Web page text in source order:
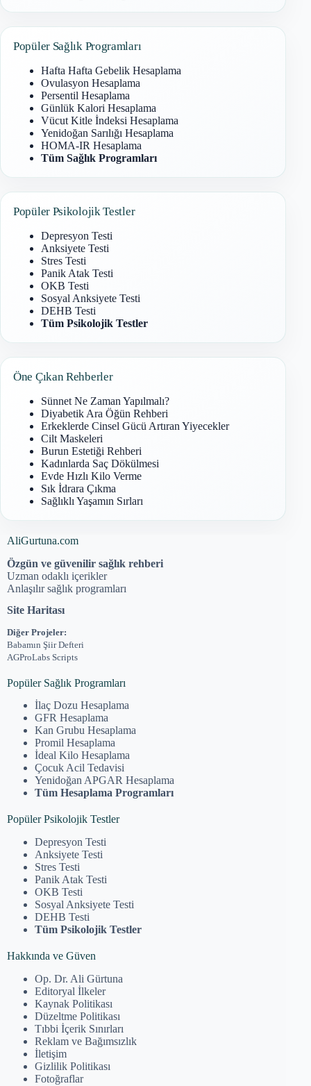
Popüler Sağlık Programları
Hafta Hafta Gebelik Hesaplama
Ovulasyon Hesaplama
Persentil Hesaplama
Günlük Kalori Hesaplama
Vücut Kitle İndeksi Hesaplama
Yenidoğan Sarılığı Hesaplama
HOMA-IR Hesaplama
Tüm Sağlık Programları
Popüler Psikolojik Testler
Depresyon Testi
Anksiyete Testi
Stres Testi
Panik Atak Testi
OKB Testi
Sosyal Anksiyete Testi
DEHB Testi
Tüm Psikolojik Testler
Öne Çıkan Rehberler
Sünnet Ne Zaman Yapılmalı?
Diyabetik Ara Öğün Rehberi
Erkeklerde Cinsel Gücü Artıran Yiyecekler
Cilt Maskeleri
Burun Estetiği Rehberi
Kadınlarda Saç Dökülmesi
Evde Hızlı Kilo Verme
Sık İdrara Çıkma
Sağlıklı Yaşamın Sırları
AliGurtuna.com
Özgün ve güvenilir sağlık rehberi
Uzman odaklı içerikler
Anlaşılır sağlık programları
Site Haritası
Diğer Projeler:
Babamın Şiir Defteri
AGProLabs Scripts
Popüler Sağlık Programları
İlaç Dozu Hesaplama
GFR Hesaplama
Kan Grubu Hesaplama
Promil Hesaplama
İdeal Kilo Hesaplama
Çocuk Acil Tedavisi
Yenidoğan APGAR Hesaplama
Tüm Hesaplama Programları
Popüler Psikolojik Testler
Depresyon Testi
Anksiyete Testi
Stres Testi
Panik Atak Testi
OKB Testi
Sosyal Anksiyete Testi
DEHB Testi
Tüm Psikolojik Testler
Hakkında ve Güven
Op. Dr. Ali Gürtuna
Editoryal İlkeler
Kaynak Politikası
Düzeltme Politikası
Tıbbi İçerik Sınırları
Reklam ve Bağımsızlık
İletişim
Gizlilik Politikası
Fotoğraflar